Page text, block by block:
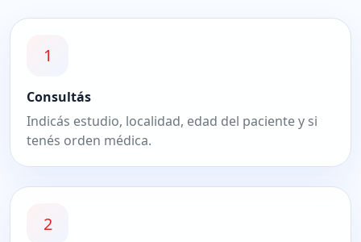
1
Consultás
Indicás estudio, localidad, edad del paciente y si
tenés orden médica.
2